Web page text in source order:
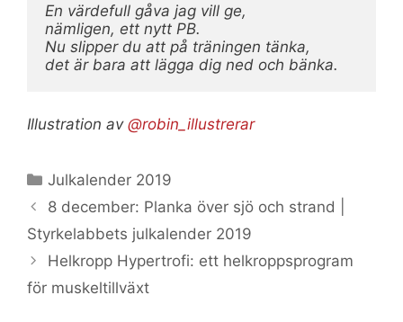
En värdefull gåva jag vill ge,
nämligen, ett nytt PB.
Nu slipper du att på träningen tänka,
det är bara att lägga dig ned och bänka.
Illustration av @robin_illustrerar
Kategorier
Julkalender 2019
8 december: Planka över sjö och strand |
Styrkelabbets julkalender 2019
Helkropp Hypertrofi: ett helkroppsprogram
för muskeltillväxt